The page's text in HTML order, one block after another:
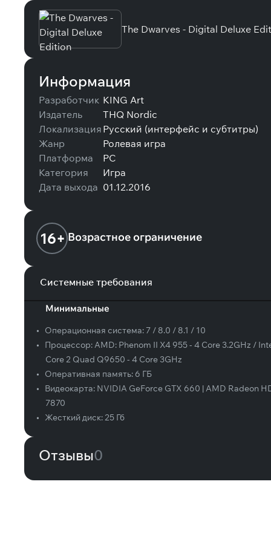
The Dwarves - Digital Deluxe
Информация
Разработчик KING Art
Издатель
THQ Nordic
Локализация Русский (интерфейс и субтитры)
Жанр
Ролевая игра
Платформа
PC
Категория
Игра
Дата выхода 01.12.2016
16+ Возрастное ограничение
Системные требования
Минимальные
• Операционная система: 7 / 8.0 / 8.1 / 10
•
Процессор:AMD: Phenom II X4 955 - 4 Core 3.2GHz /
Core 2 Quad Q9650 - 4 Core 3GHz
•
Оперативная память: 6 ГБ
•
Видеокарта: NVIDIA GeForce GTX 660 | AMD Radeon
7870
•
Жесткий диск:25 Гб
Отзывы0